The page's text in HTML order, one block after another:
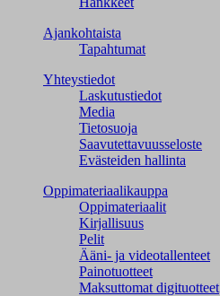
Ajankohtaista
Tapahtumat
Yhteystiedot
Laskutustiedot
Media
Tietosuoja
Saavutettavuusseloste
Evästeiden hallinta
Oppimateriaalikauppa
Oppimateriaalit
Kirjallisuus
Pelit
Ääni- ja videotallenteet
Painotuotteet
Maksuttomat digituotteet